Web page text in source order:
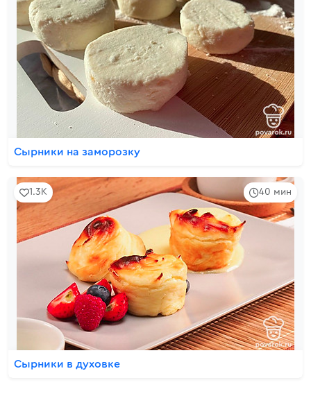
Сырники на заморозку
40 мин
1.3K
Сырники в духовке